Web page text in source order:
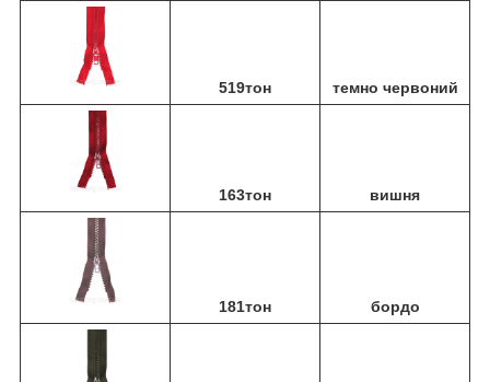
519тон темно червоний
163тон вишня
181тон бордо